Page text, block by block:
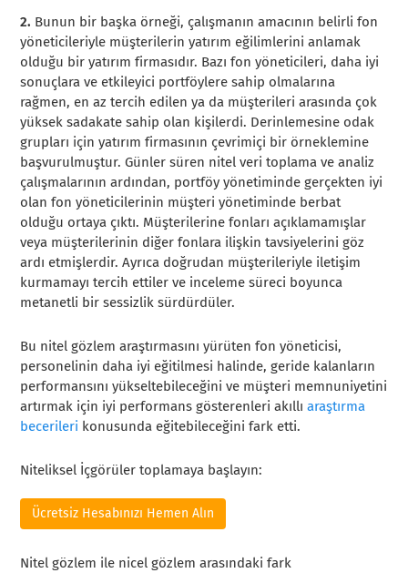
2. Bunun bir başka örneği, çalışmanın amacının belirli fon
yöneticileriyle müşterilerin yatırım eğilimlerini anlamak
olduğu bir yatırım firmasıdır. Bazı fon yöneticileri, daha iyi
sonuçlara ve etkileyici portföylere sahip olmalarına
rağmen, en az tercih edilen ya da müşterileri arasında çok
yüksek sadakate sahip olan kişilerdi. Derinlemesine odak
grupları için yatırım firmasının çevrimiçi bir örneklemine
başvurulmuştur. Günler süren nitel veri toplama ve analiz
çalışmalarının ardından, portföy yönetiminde gerçekten iyi
olan fon yöneticilerinin müşteri yönetiminde berbat
olduğu ortaya çıktı. Müşterilerine fonları açıklamamışlar
veya müşterilerinin diğer fonlara ilişkin tavsiyelerini göz
ardı etmişlerdir. Ayrıca doğrudan müşterileriyle iletişim
kurmamayı tercih ettiler ve inceleme süreci boyunca
metanetli bir sessizlik sürdürdüler.
Bu nitel gözlem araştırmasını yürüten fon yöneticisi,
personelinin daha iyi eğitilmesi halinde, geride kalanların
performansını yükseltebileceğini ve müşteri memnuniyetini
artırmak için iyi performans gösterenleri akıllıaraştırma
becerileri konusunda eğitebileceğini fark etti.
Niteliksel İçgörüler toplamaya başlayın:
Ücretsiz Hesabınızı Hemen Alın
Nitel gözlem ile nicel gözlem arasındaki fark